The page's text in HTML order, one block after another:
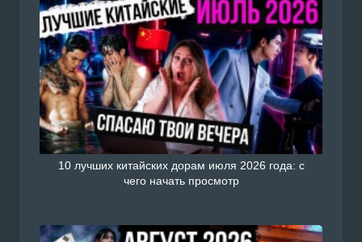
10 лучших китайских дорам июля 2026 года: с
чего начать просмотр